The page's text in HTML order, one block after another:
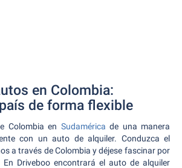
en Colombia:
de forma flexible
Colombia en Sudamérica de una manera
con un auto de alquiler. Conduzca el
a través de Colombia y déjese fascinar por
En Driveboo encontrará el auto de alquiler